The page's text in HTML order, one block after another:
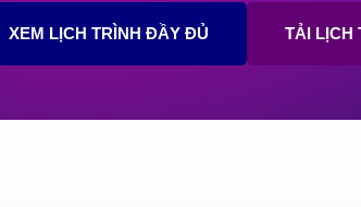
XEM LỊCH TRÌNH ĐẦY ĐỦ TẢI LỊCH